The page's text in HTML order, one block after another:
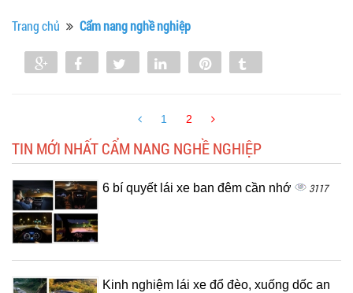
Trang chủ Cẩm nang nghề nghiệp
Share Share Tweet Share
1 2
TIN MỚI NHẤT CẨM NANG NGHỀ NGHIỆP
6 bí quyết lái xe ban đêm cần nhớ 3117
Kinh nghiệm lái xe đổ đèo, xuống dốc an